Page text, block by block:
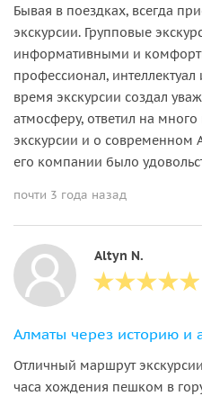
Бывая в поездках, всегда
экскурсии. Групповые
информативными и
профессионал,
время экскурсии создал
атмосферу, ответил на
экскурсии и о современном
его компании было
почти 3 года назад
Altyn N.
Отличный маршрут
часа хождения пешком в